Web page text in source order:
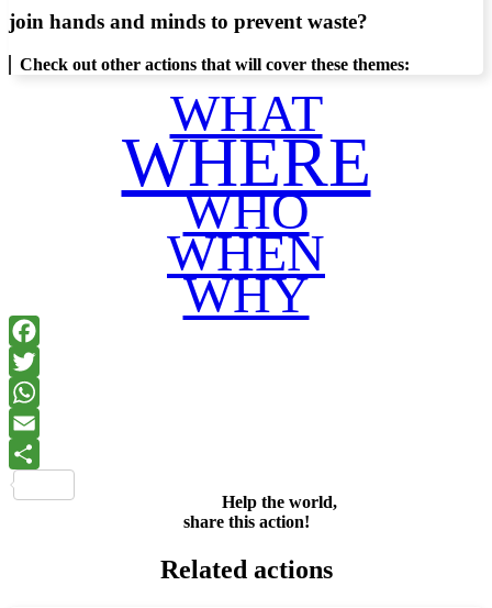
join hands and minds to prevent waste?
Check out other actions that will cover these themes:
WHAT
WHERE
WHO
WHEN
WHY
Help the world,
share this action!
Related actions